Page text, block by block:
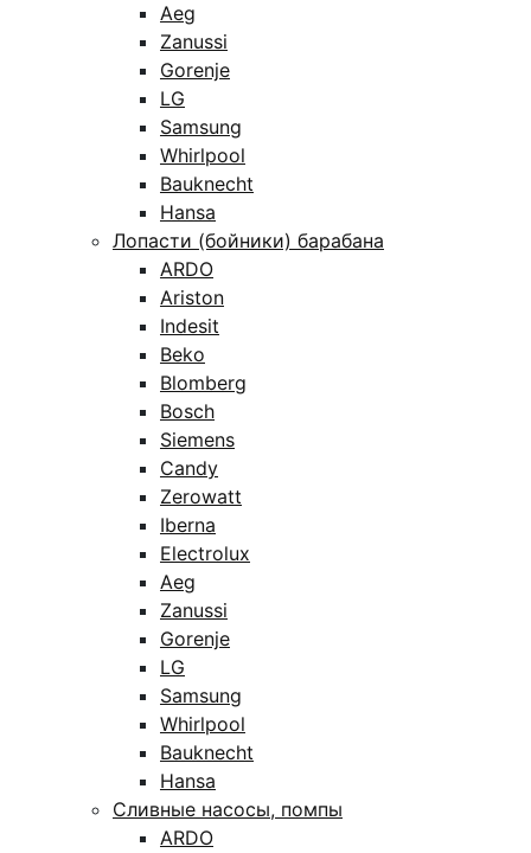
Aeg
Zanussi
Gorenje
LG
Samsung
Whirlpool
Bauknecht
Hansa
Лопасти (бойники) барабана
ARDO
Ariston
Indesit
Beko
Blomberg
Bosch
Siemens
Candy
Zerowatt
Iberna
Electrolux
Aeg
Zanussi
Gorenje
LG
Samsung
Whirlpool
Bauknecht
Hansa
Сливные насосы, помпы
ARDO